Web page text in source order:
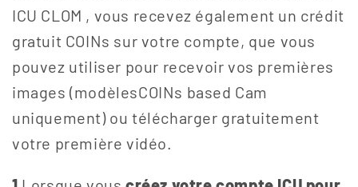
ICU CLOM , vous recevez également un crédit
gratuit COINs sur votre compte, que vous
pouvez utiliser pour recevoir vos premières
images (modèlesCOINs based Cam
uniquement) ou télécharger gratuitement
votre première vidéo.